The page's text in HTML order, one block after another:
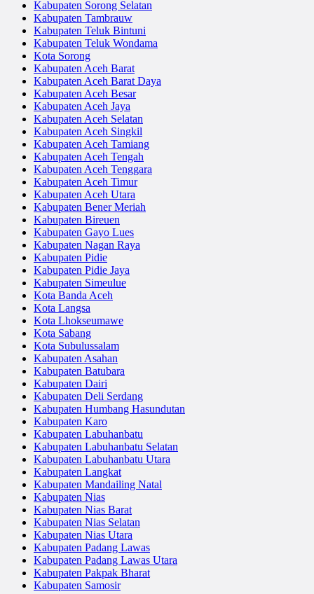
Kabupaten Sorong Selatan
Kabupaten Tambrauw
Kabupaten Teluk Bintuni
Kabupaten Teluk Wondama
Kota Sorong
Kabupaten Aceh Barat
Kabupaten Aceh Barat Daya
Kabupaten Aceh Besar
Kabupaten Aceh Jaya
Kabupaten Aceh Selatan
Kabupaten Aceh Singkil
Kabupaten Aceh Tamiang
Kabupaten Aceh Tengah
Kabupaten Aceh Tenggara
Kabupaten Aceh Timur
Kabupaten Aceh Utara
Kabupaten Bener Meriah
Kabupaten Bireuen
Kabupaten Gayo Lues
Kabupaten Nagan Raya
Kabupaten Pidie
Kabupaten Pidie Jaya
Kabupaten Simeulue
Kota Banda Aceh
Kota Langsa
Kota Lhokseumawe
Kota Sabang
Kota Subulussalam
Kabupaten Asahan
Kabupaten Batubara
Kabupaten Dairi
Kabupaten Deli Serdang
Kabupaten Humbang Hasundutan
Kabupaten Karo
Kabupaten Labuhanbatu
Kabupaten Labuhanbatu Selatan
Kabupaten Labuhanbatu Utara
Kabupaten Langkat
Kabupaten Mandailing Natal
Kabupaten Nias
Kabupaten Nias Barat
Kabupaten Nias Selatan
Kabupaten Nias Utara
Kabupaten Padang Lawas
Kabupaten Padang Lawas Utara
Kabupaten Pakpak Bharat
Kabupaten Samosir